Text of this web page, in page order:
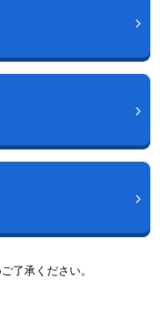
了承ください。